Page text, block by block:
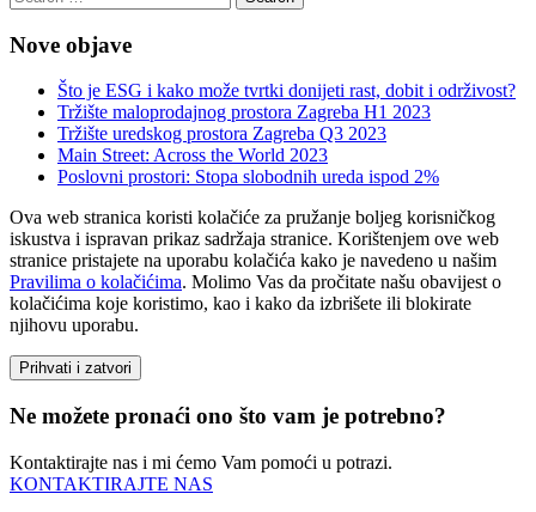
Nove objave
Što je ESG i kako može tvrtki donijeti rast, dobit i održivost?
Tržište maloprodajnog prostora Zagreba H1 2023
Tržište uredskog prostora Zagreba Q3 2023
Main Street: Across the World 2023
Poslovni prostori: Stopa slobodnih ureda ispod 2%
Ova web stranica koristi kolačiće za pružanje boljeg korisničkog
iskustva i ispravan prikaz sadržaja stranice. Korištenjem ove web
stranice pristajete na uporabu kolačića kako je navedeno u našim
Pravilima o kolačićima. Molimo Vas da pročitate našu obavijest o
kolačićima koje koristimo, kao i kako da izbrišete ili blokirate
njihovu uporabu.
Prihvati i zatvori
Ne možete pronaći ono što vam je potrebno?
Kontaktirajte nas i mi ćemo Vam pomoći u potrazi.
KONTAKTIRAJTE NAS